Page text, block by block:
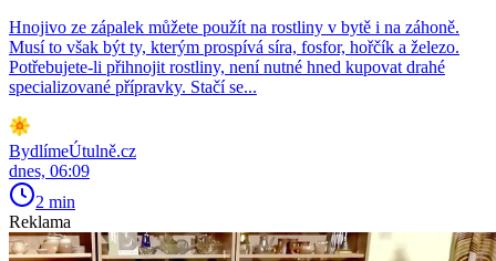
Hnojivo ze zápalek můžete použít na rostliny v bytě i na záhoně.
Musí to však být ty, kterým prospívá síra, fosfor, hořčík a železo.
Potřebujete-li přihnojit rostliny, není nutné hned kupovat drahé
specializované přípravky. Stačí se...
BydlímeÚtulně.cz
dnes, 06:09
2 min
Reklama